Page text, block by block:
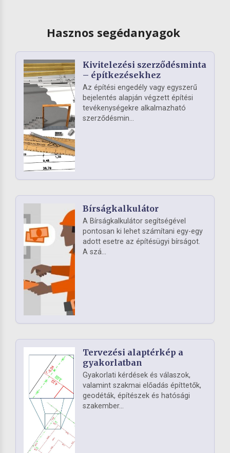
Hasznos segédanyagok
Kivitelezési szerződésminta
– építkezésekhez
Az építési engedély vagy egyszerű
bejelentés alapján végzett építési
tevékenységekre alkalmazható
szerződésmin...
Bírságkalkulátor
A Bírságkalkulátor segítségével
pontosan ki lehet számítani egy-egy
adott esetre az építésügyi bírságot.
A szá...
Tervezési alaptérkép a
gyakorlatban
Gyakorlati kérdések és válaszok,
valamint szakmai előadás építtetők,
geodéták, építészek és hatósági
szakember...